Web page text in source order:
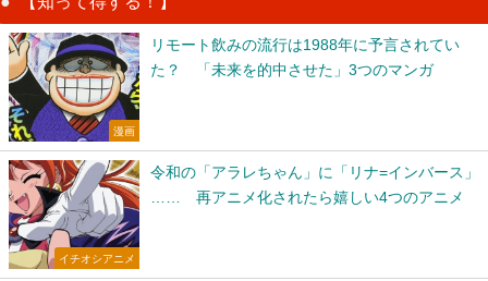
漫画
リモート飲みの流行は1988年に予言されてい
た？ 「未来を的中させた」3つのマンガ
イチオシアニメ
令和の「アラレちゃん」に「リナ=インバース」
…… 再アニメ化されたら嬉しい4つのアニメ